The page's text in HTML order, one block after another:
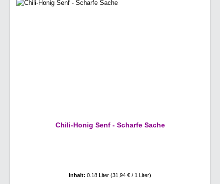
Chili-Honig Senf - Scharfe Sache
Inhalt: 0.18 Liter (31,94 € / 1 Liter)